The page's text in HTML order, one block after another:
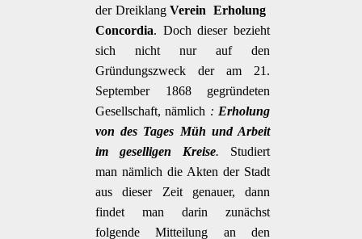
der DreiklangVerein  Erholung 
Concordia. Doch dieser bezieht
sich nicht nur auf den
Gründungszweck der am 21.
September 1868 gegründeten
Gesellschaft, nämlich : Erholung
von des Tages Müh und Arbeit
im geselligen Kreise. Studiert
man nämlich die Akten der Stadt
aus dieser Zeit genauer, dann
findet man darin zunächst
folgende Mitteilung an den